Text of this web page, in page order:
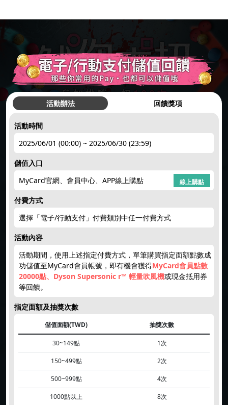
●
簽到禮1
hot
回饋10% 限時加碼
hot
楓幣回饋 賺200紅利
new
活動辦法 回饋獎項
活動時間
2025/06/01 (00:00) ~ 2025/06/30 (23:59)
儲值入口
MyCard官網、會員中心、APP線上購點
線上購點
付費方式
選擇「電子/行動支付」付費類別中任一付費方式
活動內容
活動期間，使用上述指定付費方式，單筆購買指定面額點數成
功儲值至MyCard會員帳號，即有機會獲得MyCard會員點數
20000點、Dyson Supersonic r™ 輕量吹風機或現金抵用券
等回饋。
指定面額及抽獎次數
儲值面額(TWD) 抽獎次數
30~149點 1次
150~499點 2次
500~999點 4次
1000點以上 8次